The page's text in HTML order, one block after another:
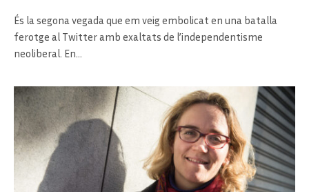
És la segona vegada que em veig embolicat en una batalla
ferotge al Twitter amb exaltats de l’independentisme
neoliberal. En…